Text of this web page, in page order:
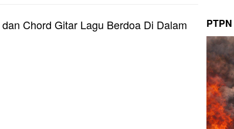
dan Chord Gitar Lagu Berdoa Di Dalam